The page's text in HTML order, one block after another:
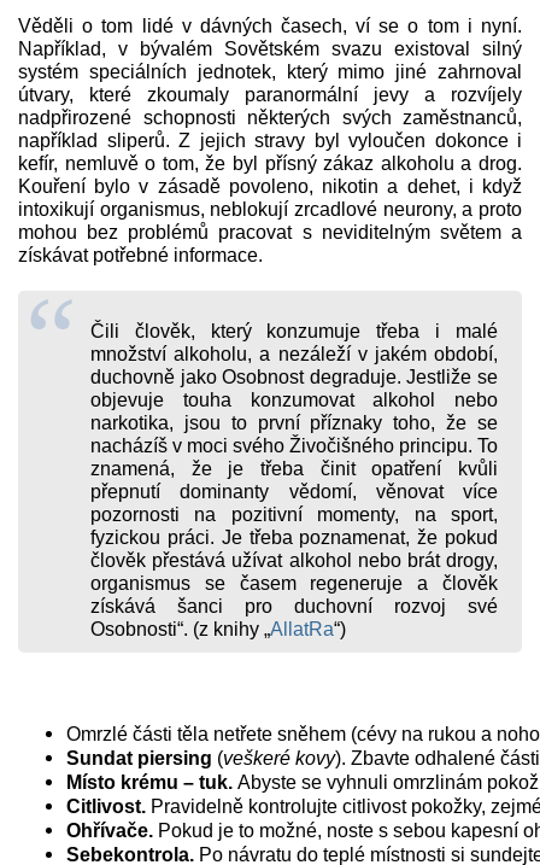
Věděli o tom lidé v dávných časech, ví se o tom i nyní.
Například, v bývalém Sovětském svazu existoval silný
systém speciálních jednotek, který mimo jiné zahrnoval
útvary, které zkoumaly paranormální jevy a rozvíjely
nadpřirozené schopnosti některých svých zaměstnanců,
například sliperů. Z jejich stravy byl vyloučen dokonce i
kefír, nemluvě o tom, že byl přísný zákaz alkoholu a drog.
Kouření bylo v zásadě povoleno, nikotin a dehet, i když
intoxikují organismus, neblokují zrcadlové neurony, a proto
mohou bez problémů pracovat s neviditelným světem a
získávat potřebné informace.
Čili člověk, který konzumuje třeba i malé
množství alkoholu, a nezáleží v jakém období,
duchovně jako Osobnost degraduje. Jestliže se
objevuje touha konzumovat alkohol nebo
narkotika, jsou to první příznaky toho, že se
nacházíš v moci svého Živočišného principu. To
znamená, že je třeba činit opatření kvůli
přepnutí dominanty vědomí, věnovat více
pozornosti na pozitivní momenty, na sport,
fyzickou práci. Je třeba poznamenat, že pokud
člověk přestává užívat alkohol nebo brát drogy,
organismus se časem regeneruje a člověk
získává šanci pro duchovní rozvoj své
Osobnosti“. (z knihy „AllatRa“)
Omrzlé části těla netřete sněhem (cévy na rukou a
Sundat piersing (veškeré kovy). Zbavte odhalené
Místo krému – tuk. Abyste se vyhnuli omrzlinám
Citlivost. Pravidelně kontrolujte citlivost pokožky,
Ohřívače. Pokud je to možné, noste s sebou kapesní
Sebekontrola. Po návratu do teplé místnosti si